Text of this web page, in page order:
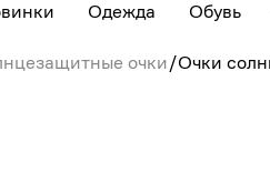
Одежда Обувь
очки/Очки